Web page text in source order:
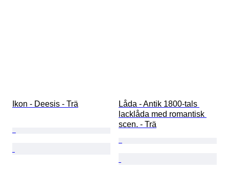
Ikon - Deesis - Trä
Låda - Antik 1800-tals
lacklåda med romantisk
scen. - Trä